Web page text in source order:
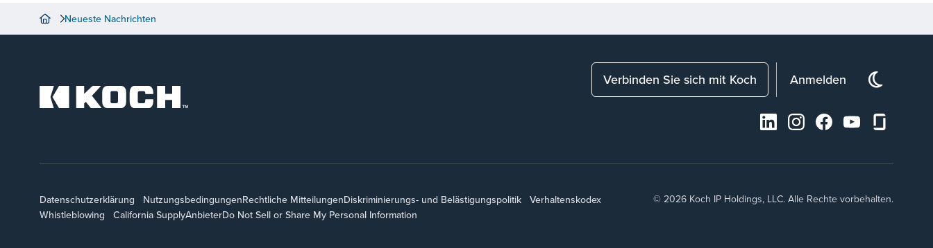
Neueste Nachrichten
Verbinden Sie sich mit Koch Anmelden
Datenschutzerklärung NutzungsbedingungenRechtliche MitteilungenDiskriminierungs- und Belästigungspolitik
Verhaltenskodex
Whistleblowing
California SupplyAnbieterDo Not Sell or Share My Personal Information
© 2026 Koch IP Holdings, LLC. Alle Rechte vorbehalten.